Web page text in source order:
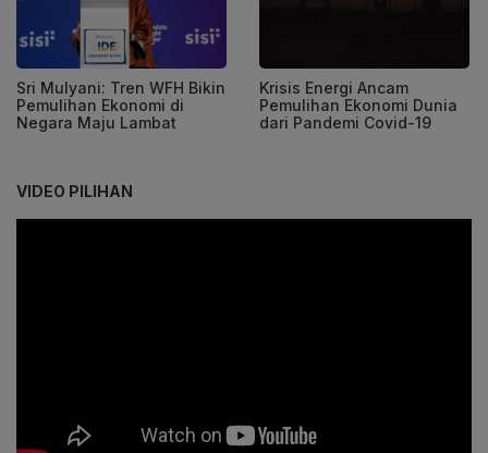
Sri Mulyani: Tren WFH Bikin
Pemulihan Ekonomi di
Negara Maju Lambat
Krisis Energi Ancam
Pemulihan Ekonomi Dunia
dari Pandemi Covid-19
VIDEO PILIHAN